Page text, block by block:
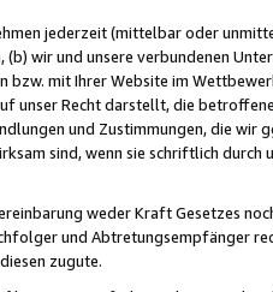
jederzeit (mittelbar oder
wir und unsere verbundenen
mit Ihrer Website im
unser Recht darstellt, die
und Zustimmungen, die wir
sind, wenn sie schriftlich
weder Kraft Gesetzes
und Abtretungsempfänger
zugute.